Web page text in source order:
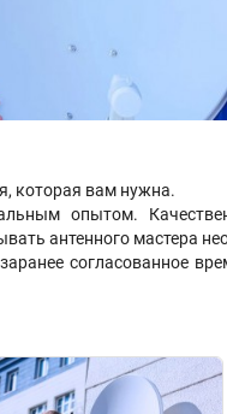
которая вам нужна.
опытом.
антенного мастера
согласованное